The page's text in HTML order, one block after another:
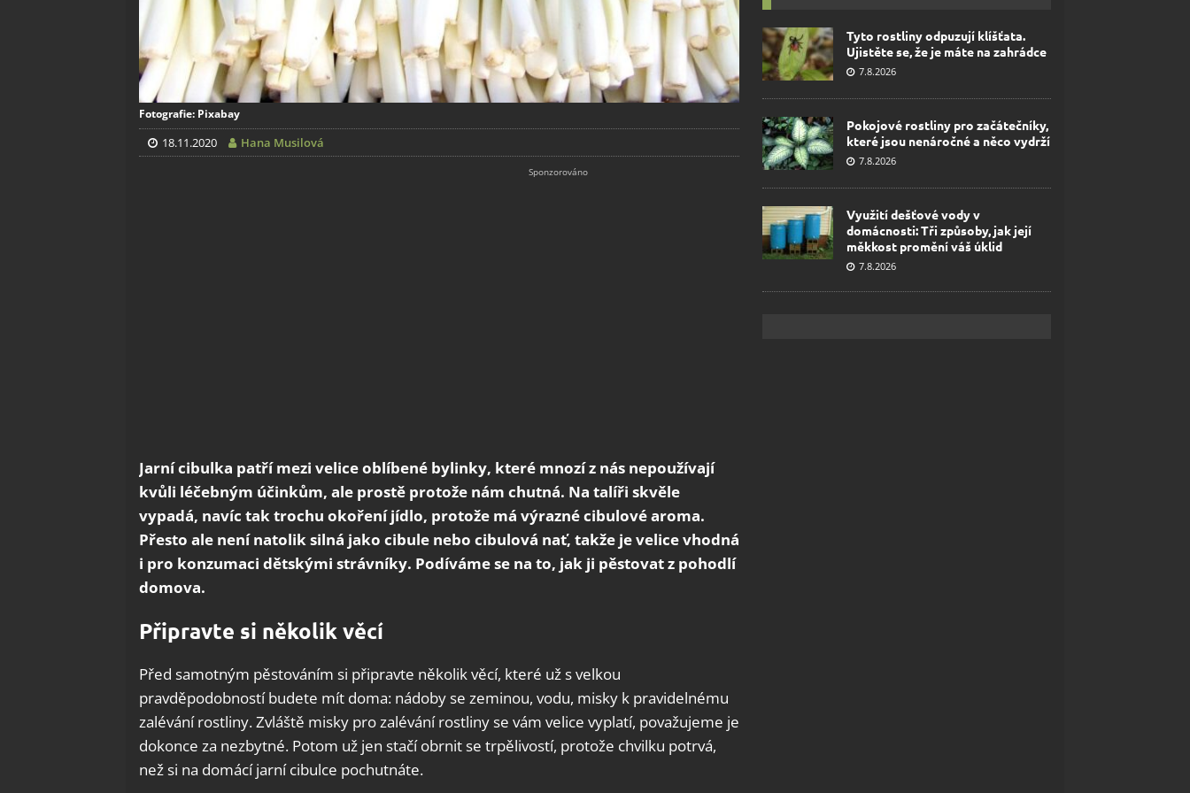
Fotografie: Pixabay
18.11.2020 Hana Musilová
Jarní cibulka patří mezi velice oblíbené bylinky, které mnozí z nás nepoužívají
kvůli léčebným účinkům, ale prostě protože nám chutná. Na talíři skvěle
vypadá, navíc tak trochu okoření jídlo, protože má výrazné cibulové aroma.
Přesto ale není natolik silná jako cibule nebo cibulová nať, takže je velice vhodná
i pro konzumaci dětskými strávníky. Podíváme se na to, jak ji pěstovat z pohodlí
domova.
Připravte si několik věcí
Před samotným pěstováním si připravte několik věcí, které už s velkou
pravděpodobností budete mít doma: nádoby se zeminou, vodu, misky k pravidelnému
zalévání rostliny. Zvláště misky pro zalévání rostliny se vám velice vyplatí, považujeme je
dokonce za nezbytné. Potom už jen stačí obrnit se trpělivostí, protože chvilku potrvá,
než si na domácí jarní cibulce pochutnáte.
Tyto rostliny odpuzují klíšťata.
Ujistěte se, že je máte na zahrádce
7.8.2026
Pokojové rostliny pro začátečníky,
které jsou nenáročné a něco vydrží
7.8.2026
Využití dešťové vody v
domácnosti: Tři způsoby, jak její
měkkost promění váš úklid
7.8.2026